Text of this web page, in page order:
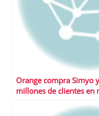
Orange compra Simyo
millones de clientes en